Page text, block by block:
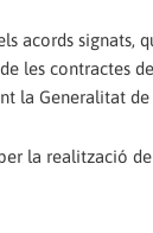
acords signats,
les contractes
la Generalitat de
la realització